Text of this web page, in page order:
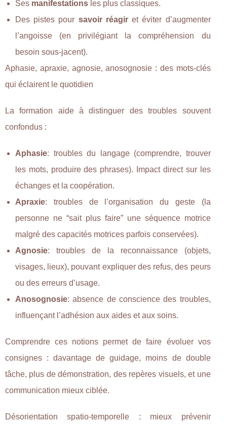
Ses manifestations les plus classiques.
Des pistes pour savoir réagiret éviter d’augmenter
l’angoisse (en privilégiant la compréhension du
besoin sous-jacent).
Aphasie, apraxie, agnosie, anosognosie : des mots-clés
qui éclairent le quotidien
La formation aide à distinguer des troubles souvent
confondus :
Aphasie: troubles du langage (comprendre, trouver
les mots, produire des phrases). Impact direct sur les
échanges et la coopération.
Apraxie: troubles de l’organisation du geste (la
personne ne “sait plus faire” une séquence motrice
malgré des capacités motrices parfois conservées).
Agnosie: troubles de la reconnaissance (objets,
visages, lieux), pouvant expliquer des refus, des peurs
ou des erreurs d’usage.
Anosognosie: absence de conscience des troubles,
influençant l’adhésion aux aides et aux soins.
Comprendre ces notions permet de faire évoluer vos
consignes : davantage de guidage, moins de double
tâche, plus de démonstration, des repères visuels, et une
communication mieux ciblée.
Désorientation spatio-temporelle : mieux prévenir